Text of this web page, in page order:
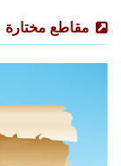
مقاطع مختارة